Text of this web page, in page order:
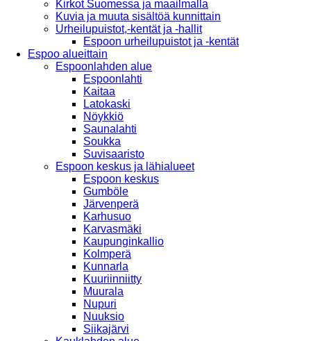
Kirkot Suomessa ja maailmalla
Kuvia ja muuta sisältöä kunnittain
Urheilupuistot,-kentät ja -hallit
Espoon urheilupuistot ja -kentät
Espoo alueittain
Espoonlahden alue
Espoonlahti
Kaitaa
Latokaski
Nöykkiö
Saunalahti
Soukka
Suvisaaristo
Espoon keskus ja lähialueet
Espoon keskus
Gumböle
Järvenperä
Karhusuo
Karvasmäki
Kaupunginkallio
Kolmperä
Kunnarla
Kuuriinniitty
Muurala
Nupuri
Nuuksio
Siikajärvi